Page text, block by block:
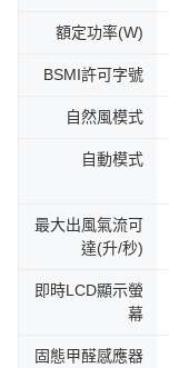
額定功率(W)
BSMI許可字號
自然風模式
自動模式
最大出風氣流可
達(升/秒)
即時LCD顯示螢
幕
固態甲醛感應器